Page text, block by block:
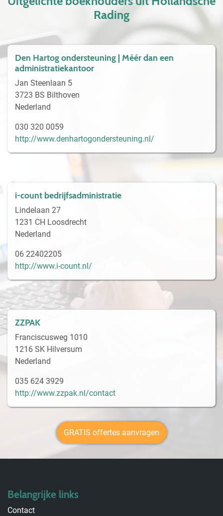
Rading
Den Hartog ondersteuning | Méér dan een
administratiekantoor
Jan Steenlaan 5
3723 BS Bilthoven
Nederland
030 320 0059
http://www.denhartogondersteuning.nl/
i-count bedrijfsadministratie
Lindelaan 27
1231 CH Loosdrecht
Nederland
06 22402205
http://www.i-count.nl/
ZZPAK
Franciscusweg 1010
1216 SK Hilversum
Nederland
035 624 3929
http://www.zzpak.nl/contact
GRATIS offertes aanvragen
Belangrijke links
Contact